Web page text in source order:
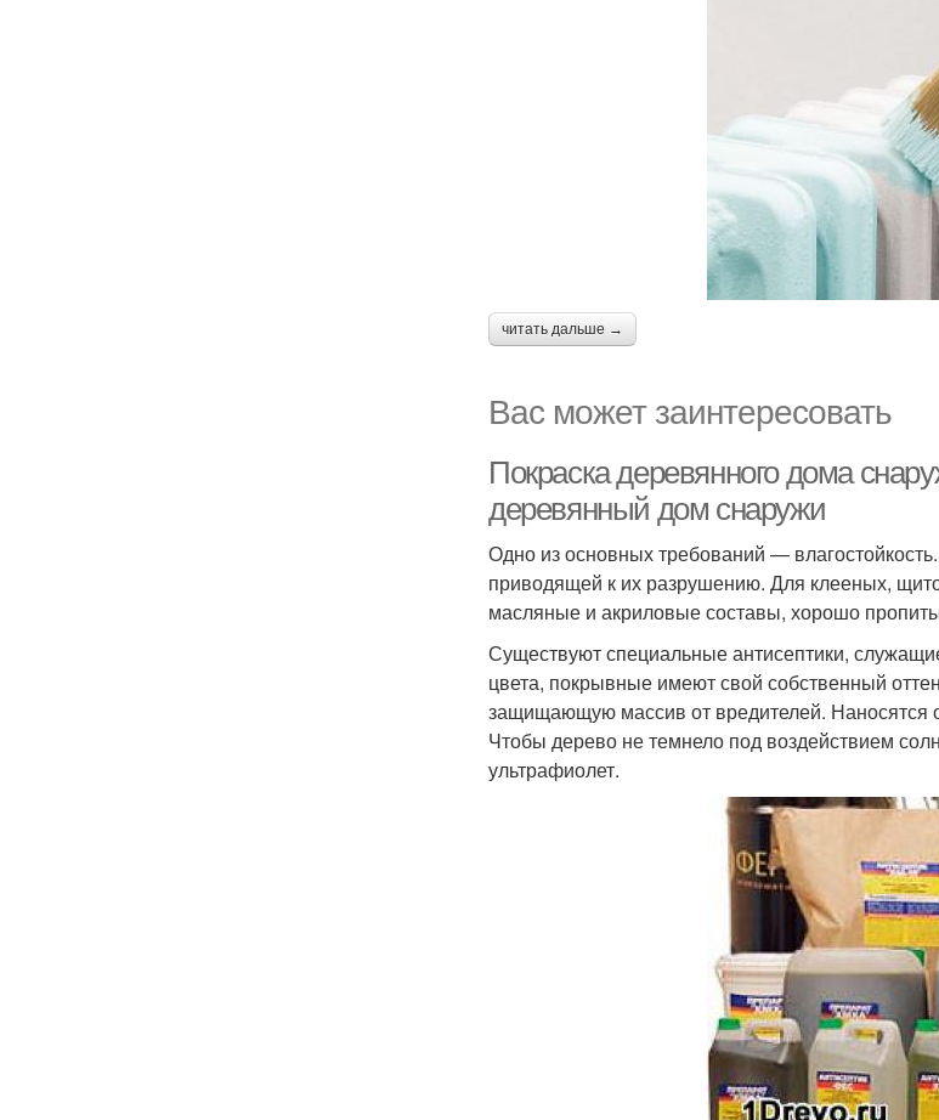
читать дальше →
Вас может заинтересовать
Покраска деревянного дома
деревянный дом снаружи
Одно из основных требований —
приводящей к их разрушению. Для клееных,
масляные и акриловые составы, хорошо
Существуют специальные антисептики,
цвета, покрывные имеют свой собственный
защищающую массив от вредителей. Наносятся
Чтобы дерево не темнело под воздействием
ультрафиолет.